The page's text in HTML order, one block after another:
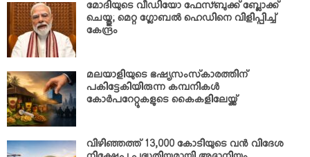
മോദിയുടെ വീഡിയോ ഫേസ്ബുക്ക് ബ്ലോക്ക്
ചെയ്തു; മെറ്റ ഗ്ലോബല്‍ ഹെഡിനെ വിളിപ്പിച്ച്
കേന്ദ്രം
മലയാളിയുടെ ഭഷ്യസംസ്‌കാരത്തിന്
പകിട്ടേകിയിരുന്ന കമ്പനികള്‍
കോര്‍പറേറ്റുകളുടെ കൈകളിലേയ്ക്ക്
വിഴിഞ്ഞത്ത് 13,000 കോടിയുടെ വന്‍ വിദേശ